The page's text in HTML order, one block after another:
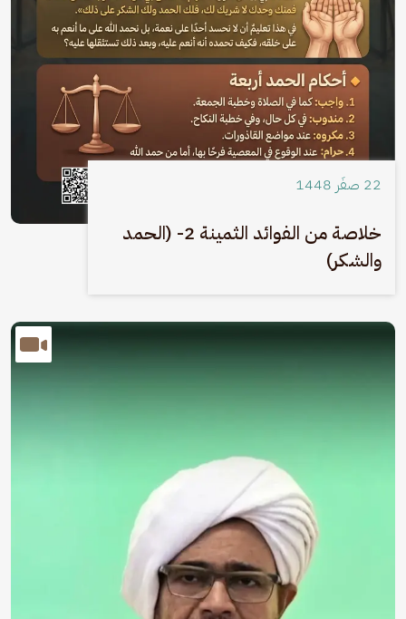
22 صفَر 1448
خلاصة من الفوائد الثمينة 2- (الحمد
والشكر)
الصورة